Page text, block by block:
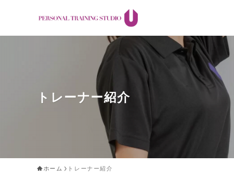
トレーナー紹介
ホーム トレーナー紹介